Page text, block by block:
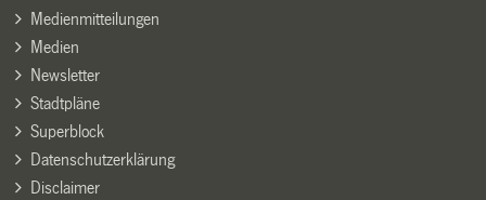
Medienmitteilungen
Medien
Newsletter
Stadtpläne
Superblock
Datenschutzerklärung
Disclaimer